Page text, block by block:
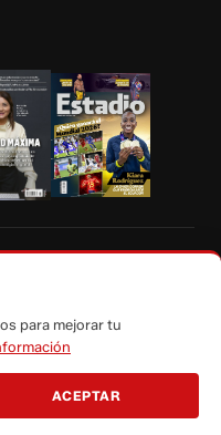
de Vistazo.com.
para mejorar tu
ACEPTAR